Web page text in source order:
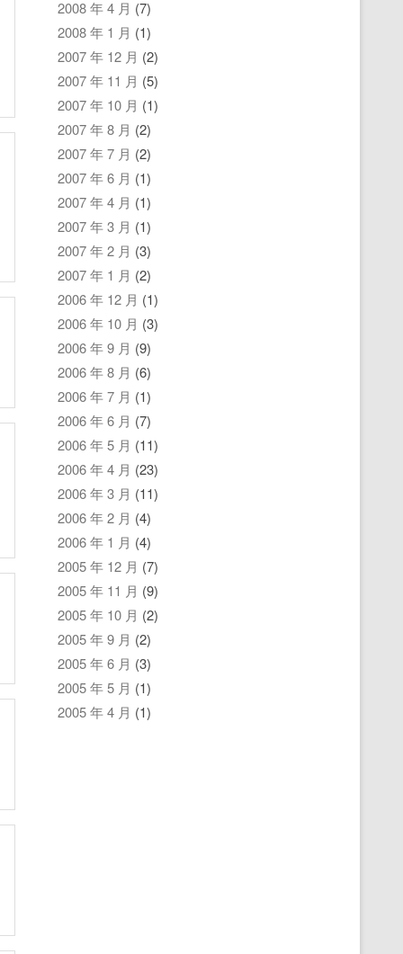
2008 年 4 月 (7)
2008 年 1 月 (1)
2007 年 12 月 (2)
2007 年 11 月 (5)
2007 年 10 月 (1)
2007 年 8 月 (2)
2007 年 7 月 (2)
2007 年 6 月 (1)
2007 年 4 月 (1)
2007 年 3 月 (1)
2007 年 2 月 (3)
2007 年 1 月 (2)
2006 年 12 月 (1)
2006 年 10 月 (3)
2006 年 9 月 (9)
2006 年 8 月 (6)
2006 年 7 月 (1)
2006 年 6 月 (7)
2006 年 5 月 (11)
2006 年 4 月 (23)
2006 年 3 月 (11)
2006 年 2 月 (4)
2006 年 1 月 (4)
2005 年 12 月 (7)
2005 年 11 月 (9)
2005 年 10 月 (2)
2005 年 9 月 (2)
2005 年 6 月 (3)
2005 年 5 月 (1)
2005 年 4 月 (1)